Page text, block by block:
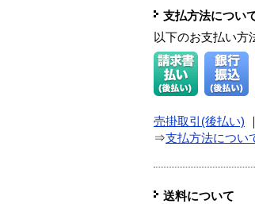
支払方法につい
以下のお支払い方
売掛取引(後払い)
⇒支払方法につい
送料について